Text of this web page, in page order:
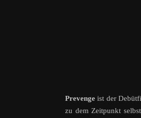
Prevenge ist der
zu dem Zeitpunkt